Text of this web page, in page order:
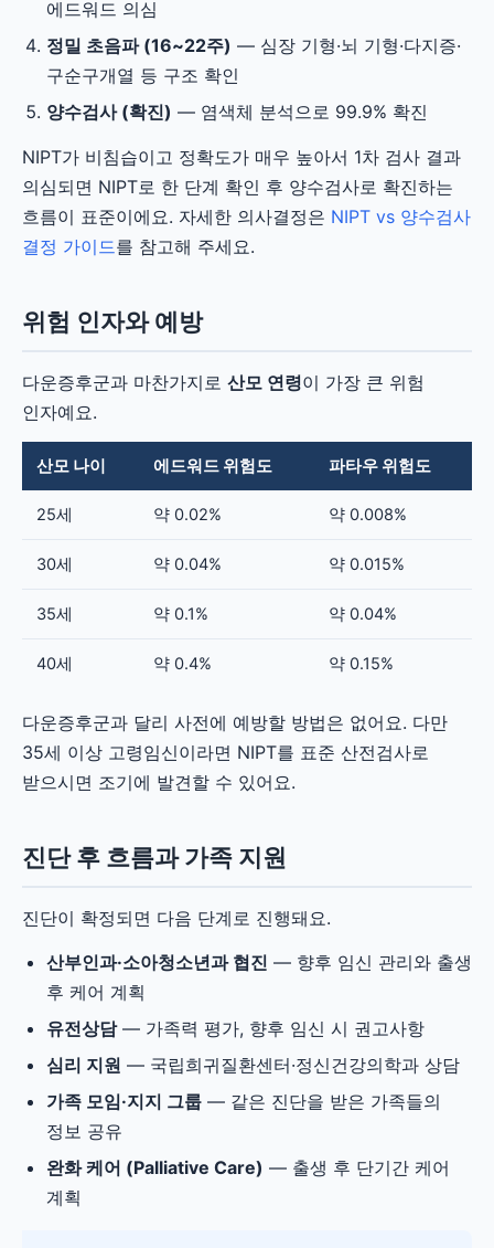
에드워드 의심
정밀 초음파 (16~22주) — 심장 기형·뇌 기형·다지증·
구순구개열 등 구조 확인
양수검사 (확진) — 염색체 분석으로 99.9% 확진
NIPT가 비침습이고 정확도가 매우 높아서 1차 검사 결과
의심되면 NIPT로 한 단계 확인 후 양수검사로 확진하는
흐름이 표준이에요. 자세한 의사결정은 NIPT vs 양수검사
결정 가이드를 참고해 주세요.
위험 인자와 예방
다운증후군과 마찬가지로 산모 연령이 가장 큰 위험
인자예요.
산모 나이 에드워드 위험도 파타우 위험도
25세 약 0.02% 약 0.008%
30세 약 0.04% 약 0.015%
35세 약 0.1% 약 0.04%
40세 약 0.4% 약 0.15%
다운증후군과 달리 사전에 예방할 방법은 없어요. 다만
35세 이상 고령임신이라면 NIPT를 표준 산전검사로
받으시면 조기에 발견할 수 있어요.
진단 후 흐름과 가족 지원
진단이 확정되면 다음 단계로 진행돼요.
산부인과·소아청소년과 협진 — 향후 임신 관리와 출생
후 케어 계획
유전상담— 가족력 평가, 향후 임신 시 권고사항
심리 지원 — 국립희귀질환센터·정신건강의학과 상담
가족 모임·지지 그룹 — 같은 진단을 받은 가족들의
정보 공유
완화 케어 (Palliative Care) — 출생 후 단기간 케어
계획